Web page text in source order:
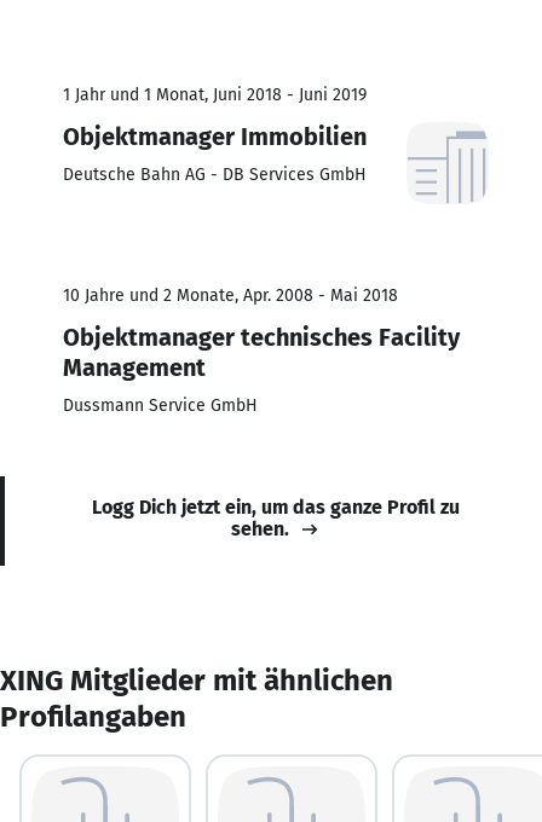
1 Jahr und 1 Monat, Juni 2018 - Juni 2019
Objektmanager Immobilien
Deutsche Bahn AG - DB Services GmbH
10 Jahre und 2 Monate, Apr. 2008 - Mai 2018
Objektmanager technisches Facility
Management
Dussmann Service GmbH
Logg Dich jetzt ein, um das ganze Profil zu
sehen.
XING Mitglieder mit ähnlichen
Profilangaben